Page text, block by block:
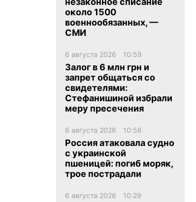
en
около 1500
военнообязанных, —
СМИ
6 августа 2026 10:59
Залог в 6 млн грн и
запрет общаться со
свидетелями:
Стефанишиной избрали
меру пресечения
6 августа 2026 10:56
Россия атаковала судно
с украинской
пшеницей: погиб моряк,
трое пострадали
6 августа 2026 10:29